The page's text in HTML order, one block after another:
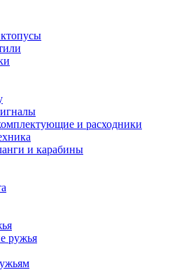
и расходники
и карабины
ружья